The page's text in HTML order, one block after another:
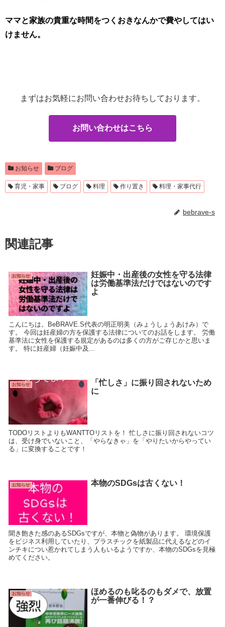
ママと家族の貴重な時間をつくおきなんかで費やしてはい
けません。
まずはお気軽にお問い合わせお待ちしております。
お問い合わせはこちら
お知らせ ブログ
育児・家事 ブログ 料理 作り置き 料理・家事代行
bebrave-s
関連記事
お知らせ
妊娠中・出産後の女性を守る法律
は労働基準法だけではないのです
よ
こんにちは。BeBRAVE.S代表の明正明美（みょうしょうあけみ）で
す。 今回は妊産婦の方を保護する法律についてのお話をします。 労働
基準法に女性を保護する規定があるのは多くの方がご存じかと思いま
す。 特に妊産婦（妊娠中及...
お知らせ
「忙しさ」に振り回されないため
に
TODOリストよりもWANTTOリストを！ 忙しさに振り回されないコツ
は、受け身でいないこと、「やらなきゃ」を「やりたいからやってい
る」に変換することです！
お知らせ 本物のSDGsは古くない！
聞き飽きた感のあるSDGsですが、本物と偽物があります。 環境保護
をビジネス利用していたり、プラスチックを紙製品に代えるなどのイ
ンチキについ惹かれてしまう人もいるようですか、本物のSDGsを見極
めてください。
お知らせ
ほめるのも叱るのもダメで、放置
が一番伸びる！？